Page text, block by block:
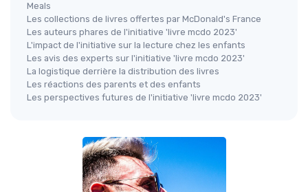
Meals
Les collections de livres offertes par McDonald's France
Les auteurs phares de l'initiative 'livre mcdo 2023'
L'impact de l'initiative sur la lecture chez les enfants
Les avis des experts sur l'initiative 'livre mcdo 2023'
La logistique derrière la distribution des livres
Les réactions des parents et des enfants
Les perspectives futures de l'initiative 'livre mcdo 2023'